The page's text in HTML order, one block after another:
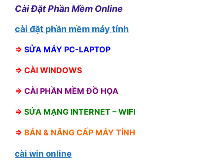
Cài Đặt Phần Mềm Online
cài đặt phần mềm máy tính
⇒ SỬA MÁY PC-LAPTOP
⇒ CÀI WINDOWS
⇒ CÀI PHẦN MỀM ĐỒ HỌA
⇒ SỬA MẠNG INTERNET – WIFI
⇒ BÁN & NÂNG CẤP MÁY TÍNH
cài win online